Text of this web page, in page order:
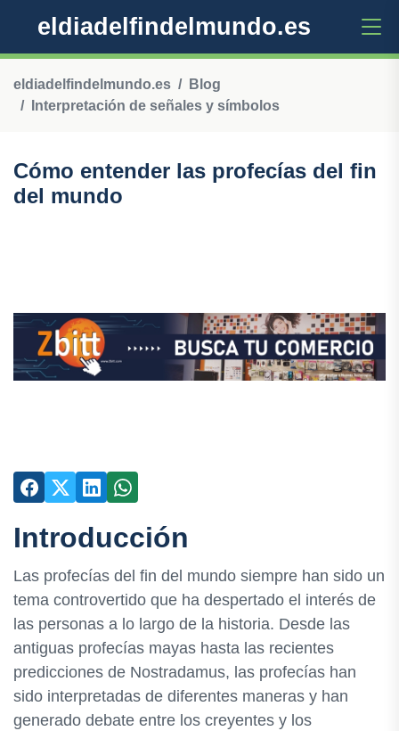
eldiadelfindelmundo.es
eldiadelfindelmundo.es
Blog
Interpretación de señales y símbolos
Cómo entender las profecías del fin
del mundo
Introducción
Las profecías del fin del mundo siempre han sido un
tema controvertido que ha despertado el interés de
las personas a lo largo de la historia. Desde las
antiguas profecías mayas hasta las recientes
predicciones de Nostradamus, las profecías han
sido interpretadas de diferentes maneras y han
generado debate entre los creyentes y los